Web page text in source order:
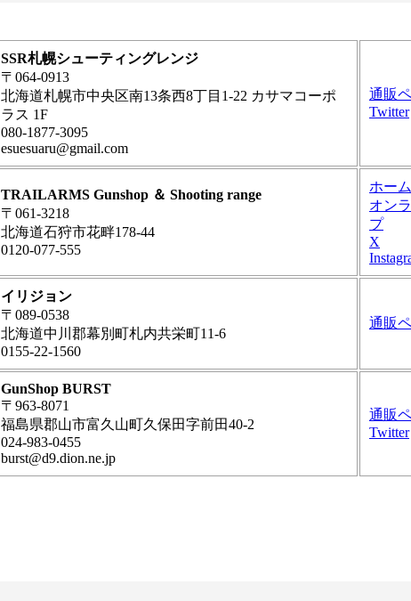
SSR札幌シューティングレンジ
〒064-0913
北海道札幌市中央区南13条西8丁目1-22 カサマコーポ
ラス 1F
080-1877-3095
esuesuaru@gmail.com
通販
Twitter
TRAILARMS Gunshop ＆ Shooting range
〒061-3218
北海道石狩市花畔178-44
0120-077-555
ホー
オン
プ
X
イリジョン
〒089-0538
北海道中川郡幕別町札内共栄町11-6
0155-22-1560
通販
GunShop BURST
〒963-8071
福島県郡山市富久山町久保田字前田40-2
024-983-0455
burst@d9.dion.ne.jp
通販
Twitter